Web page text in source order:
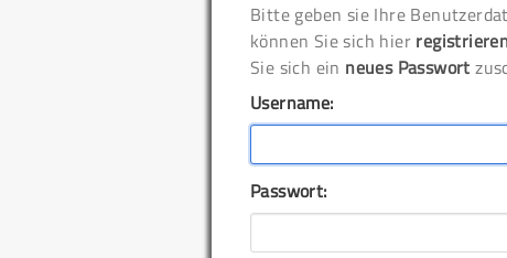
Bitte geben sie Ihre
können Sie sich hier
Sie sich ein neues Passwort
Username:
Passwort: